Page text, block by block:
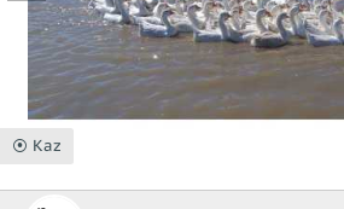
⦿ Kaz